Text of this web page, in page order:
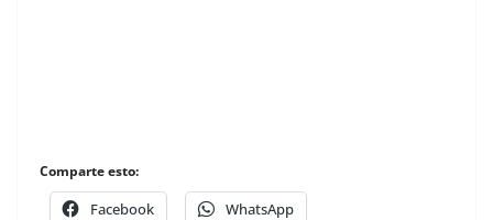
Comparte esto:
Facebook WhatsApp